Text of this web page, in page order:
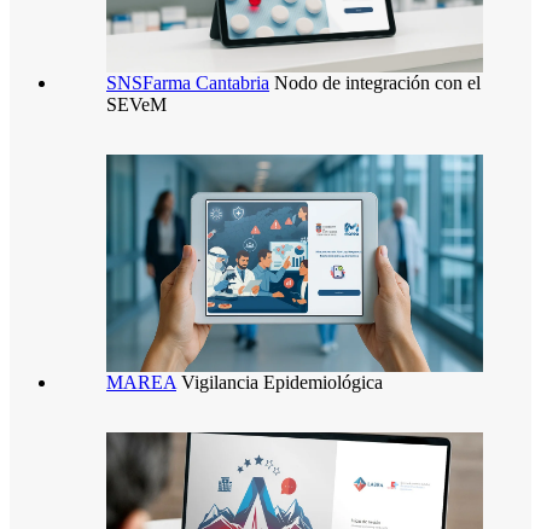
SNSFarma Cantabria viacoreit 13 enero 20266
marzo 2026
SNSFarma Cantabria Nodo de integración con el
SEVeM
MAREA viacoreit5 noviembre 2025
MAREA Vigilancia Epidemiológica